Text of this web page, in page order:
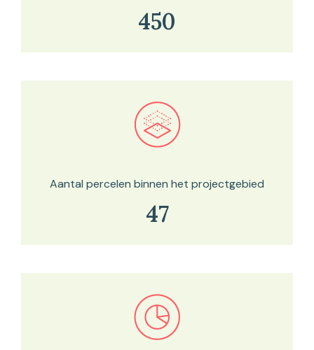
450
Bekijk in onze kaartviewer
Aantal percelen binnen het projectgebied
47
Bekijk in onze kaartviewer